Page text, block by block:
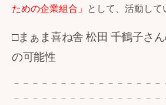
ための企業組合」 として、活動して
□まぁま喜ね舎 松田 千鶴子さ
の可能性
－－－－－－－－－－－－－－－
－－－－－－－－－－－－－－－－